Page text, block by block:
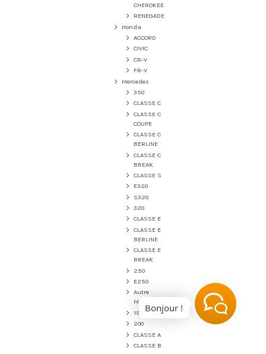
CHEROKEE
RENEGADE
Honda
ACCORD
CIVIC
CR-V
FR-V
Mercedes
350
CLASSE C
CLASSE C
COUPE
CLASSE C
BERLINE
CLASSE C
BREAK
CLASSE S
E320
S320
320
CLASSE E
CLASSE E
BERLINE
CLASSE E
BREAK
250
E250
Autre
Mercedes
190
200
CLASSE A
CLASSE B